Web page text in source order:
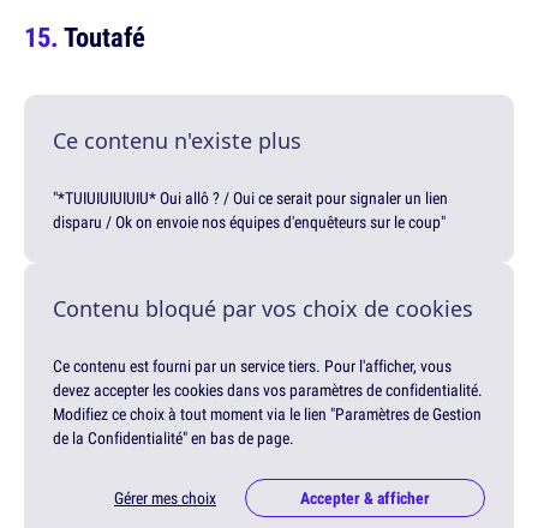
Toutafé
Ce contenu n'existe plus
"*TUIUIUIUIUIU* Oui allô ? / Oui ce serait pour signaler un lien
disparu / Ok on envoie nos équipes d'enquêteurs sur le coup"
Contenu bloqué par vos choix de cookies
Ce contenu est fourni par un service tiers. Pour l'afficher, vous
devez accepter les cookies dans vos paramètres de confidentialité.
Modifiez ce choix à tout moment via le lien "Paramètres de Gestion
de la Confidentialité" en bas de page.
Gérer mes choix Accepter & afficher